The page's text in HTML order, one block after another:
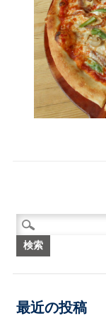
検索:
最近の投稿